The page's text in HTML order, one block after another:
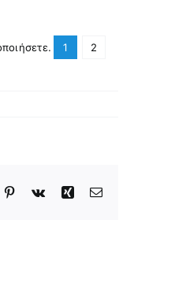
1 2
Pinterest
Vk Xing Email